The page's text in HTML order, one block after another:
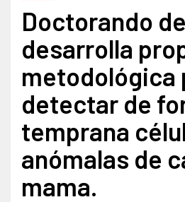
Doctorando
desarrolla
metodológica
detectar de
temprana
anómalas de
mama.